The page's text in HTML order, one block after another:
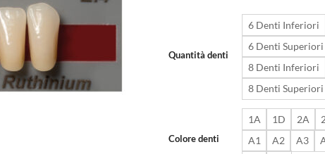
Quantità denti
6 Denti Inferiori
6 Denti Superiori
8 Denti Inferiori
8 Denti Superiori
Colore denti
1A 1D 2A
A1
A2 A3